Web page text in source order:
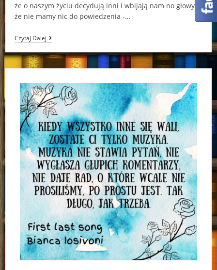
że o naszym życiu decydują inni i wbijają nam no głowy,
że nie mamy nic do powiedzenia -…
Czytaj DalejZ
Jednego
Stada
Do
Drugiego…